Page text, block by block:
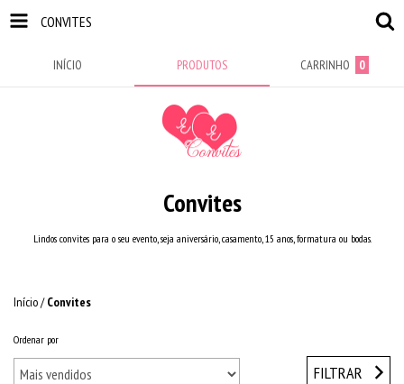
CONVITES
INÍCIO PRODUTOS CARRINHO 0
Convites
Lindos convites para o seu evento, seja aniversário, casamento, 15 anos, formatura ou bodas.
Início/ Convites
Ordenar por
FILTRAR